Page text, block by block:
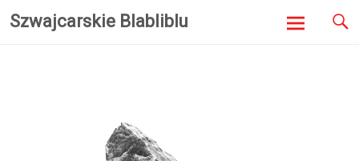
Szwajcarskie Blabliblu